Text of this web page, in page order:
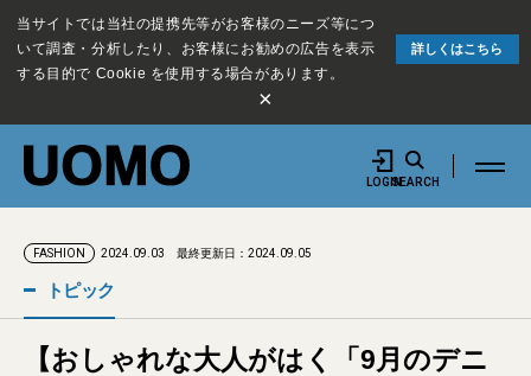
当サイトでは当社の提携先等がお客様のニーズ等につ
いて調査・分析したり、お客様にお勧めの広告を表示
する目的で Cookie を使用する場合があります。
詳しくはこちら
×
LOGINSEARCH
FASHION 2024.09.03 最終更新日：2024.09.05
トピック
【おしゃれな大人がはく「9月のデニ